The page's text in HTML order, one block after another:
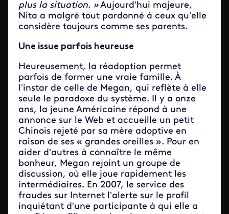
plus la situation. »Aujourd’hui majeure,
Nita a malgré tout pardonné à ceux qu’elle
considère toujours comme ses parents.
Une issue parfois heureuse
Heureusement, la réadoption permet
parfois de former une vraie famille. À
l’instar de celle de Megan, qui reflète à elle
seule le paradoxe du système. Il y a onze
ans, la jeune Américaine répond à une
annonce sur le Web et accueille un petit
Chinois rejeté par sa mère adoptive en
raison de ses « grandes oreilles ». Pour en
aider d’autres à connaître le même
bonheur, Megan rejoint un groupe de
discussion, où elle joue rapidement les
intermédiaires. En 2007, le service des
fraudes sur Internet l’alerte sur le profil
inquiétant d’une participante à qui elle a